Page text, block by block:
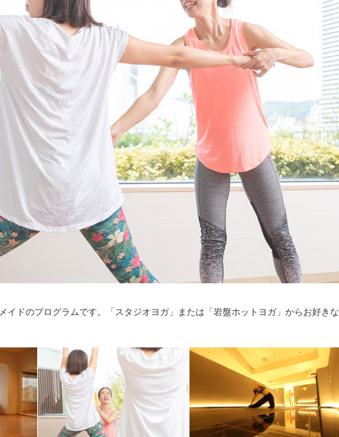
ドのプログラムです。「スタジオヨガ」または「岩盤ホットヨガ」からお好き